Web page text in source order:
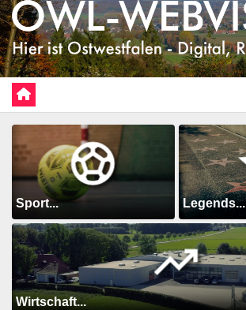
Sport... Legends...
Wirtschaft...